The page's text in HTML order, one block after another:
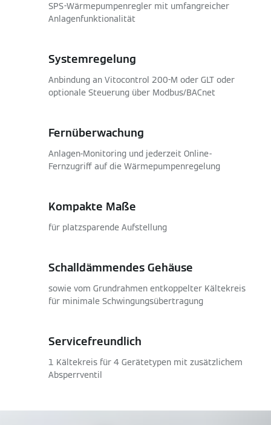
SPS-Wärmepumpenregler mit umfangreicher
Anlagenfunktionalität
Systemregelung
Anbindung an Vitocontrol 200-M oder GLT oder
optionale Steuerung über Modbus/BACnet
Fernüberwachung
Anlagen-Monitoring und jederzeit Online-
Fernzugriff auf die Wärmepumpenregelung
Kompakte Maße
für platzsparende Aufstellung
Schalldämmendes Gehäuse
sowie vom Grundrahmen entkoppelter Kältekreis
für minimale Schwingungsübertragung
Servicefreundlich
1 Kältekreis für 4 Gerätetypen mit zusätzlichem
Absperrventil